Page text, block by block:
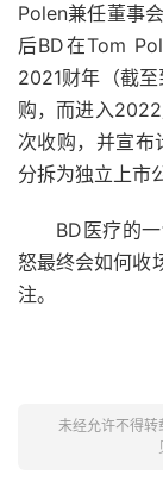
Polen兼任董事
后BD在Tom
2021财年（截
购，而进入
次收购，并宣
分拆为独立上市
BD医疗的
怒最终会如何收
注。
未经允许不得转